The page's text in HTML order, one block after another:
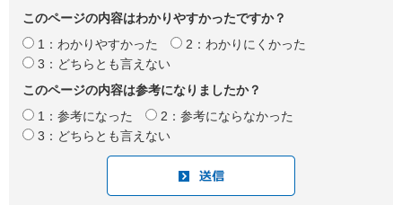
このページの内容はわかりやすかったですか？
1：わかりやすかった
2：わかりにくかった
3：どちらとも言えない
このページの内容は参考になりましたか？
1：参考になった
2：参考にならなかった
3：どちらとも言えない